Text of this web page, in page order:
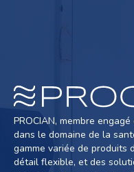
PROCIAN, membre
dans le domaine de la
gamme variée de produits
détail flexible, et des